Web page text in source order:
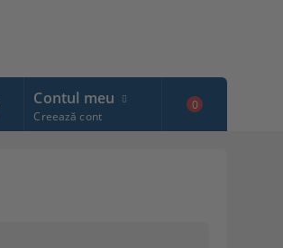
Contul meu
Creează cont
0